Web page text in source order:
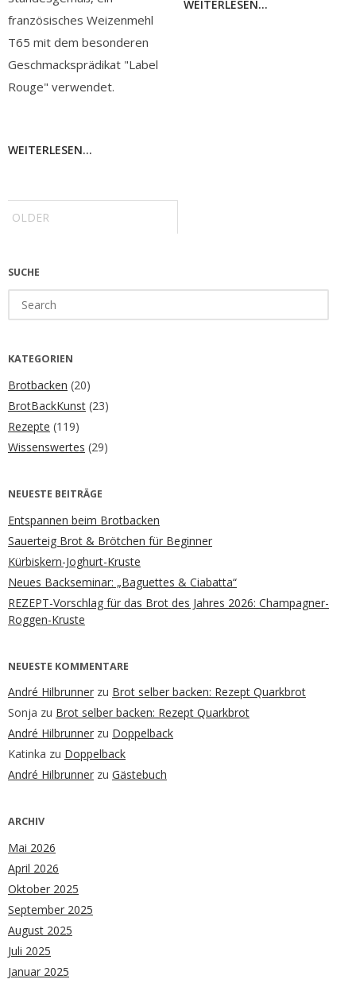
französisches Weizenmehl
T65 mit dem besonderen
Geschmacksprädikat "Label
Rouge" verwendet.
WEITERLESEN...
WEITERLESEN...
OLDER
SUCHE
for:
KATEGORIEN
Brotbacken (20)
BrotBackKunst (23)
Rezepte (119)
Wissenswertes (29)
NEUESTE BEITRÄGE
Entspannen beim Brotbacken
Sauerteig Brot & Brötchen für Beginner
Kürbiskern-Joghurt-Kruste
Neues Backseminar: „Baguettes & Ciabatta“
REZEPT-Vorschlag für das Brot des Jahres 2026: Champagner-
Roggen-Kruste
NEUESTE KOMMENTARE
André Hilbrunner zu Brot selber backen: Rezept Quarkbrot
Sonja zu Brot selber backen: Rezept Quarkbrot
André Hilbrunner zu Doppelback
Katinka zu Doppelback
André Hilbrunner zu Gästebuch
ARCHIV
Mai 2026
April 2026
Oktober 2025
September 2025
August 2025
Juli 2025
Januar 2025